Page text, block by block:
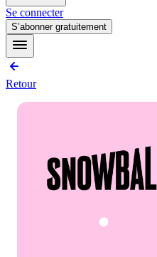
Se connecter
S’abonner gratuitement
Retour